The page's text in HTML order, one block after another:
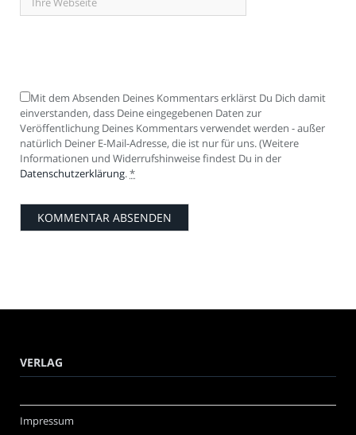
Mit dem Absenden Deines Kommentars erklärst Du Dich damit
einverstanden, dass Deine eingegebenen Daten zur
Veröffentlichung Deines Kommentars verwendet werden - außer
natürlich Deiner E-Mail-Adresse, die ist nur für uns. (Weitere
Informationen und Widerrufshinweise findest Du in der
Datenschutzerklärung.*
VERLAG
Impressum